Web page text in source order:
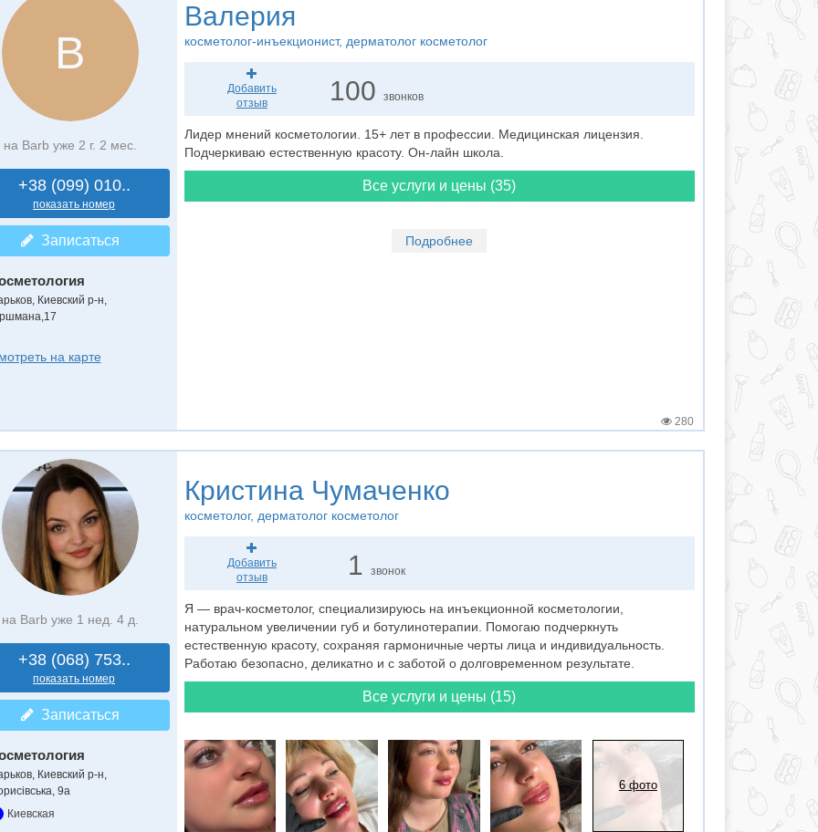
В
на Barb уже 2 г. 2 мес.
+38 (099) 010..
показать номер
Записаться
Киевский р-н,
на карте
Валерия
косметолог-инъекционист, дерматолог косметолог
Добавить
отзыв
100звонков
Лидер мнений косметологии. 15+ лет в профессии. Медицинская лицензия.
Подчеркиваю естественную красоту. Он-лайн школа.
Все услуги и цены (35)
Подробнее
280
на Barb уже 1 нед. 4 д.
+38 (068) 753..
показать номер
Записаться
Киевский р-н,
9а
Киевская
Кристина Чумаченко
косметолог, дерматолог косметолог
Добавить
отзыв
1звонок
Я — врач-косметолог, специализируюсь на инъекционной косметологии,
натуральном увеличении губ и ботулинотерапии. Помогаю подчеркнуть
естественную красоту, сохраняя гармоничные черты лица и индивидуальность.
Работаю безопасно, деликатно и с заботой о долговременном результате.
Все услуги и цены (15)
6 фото